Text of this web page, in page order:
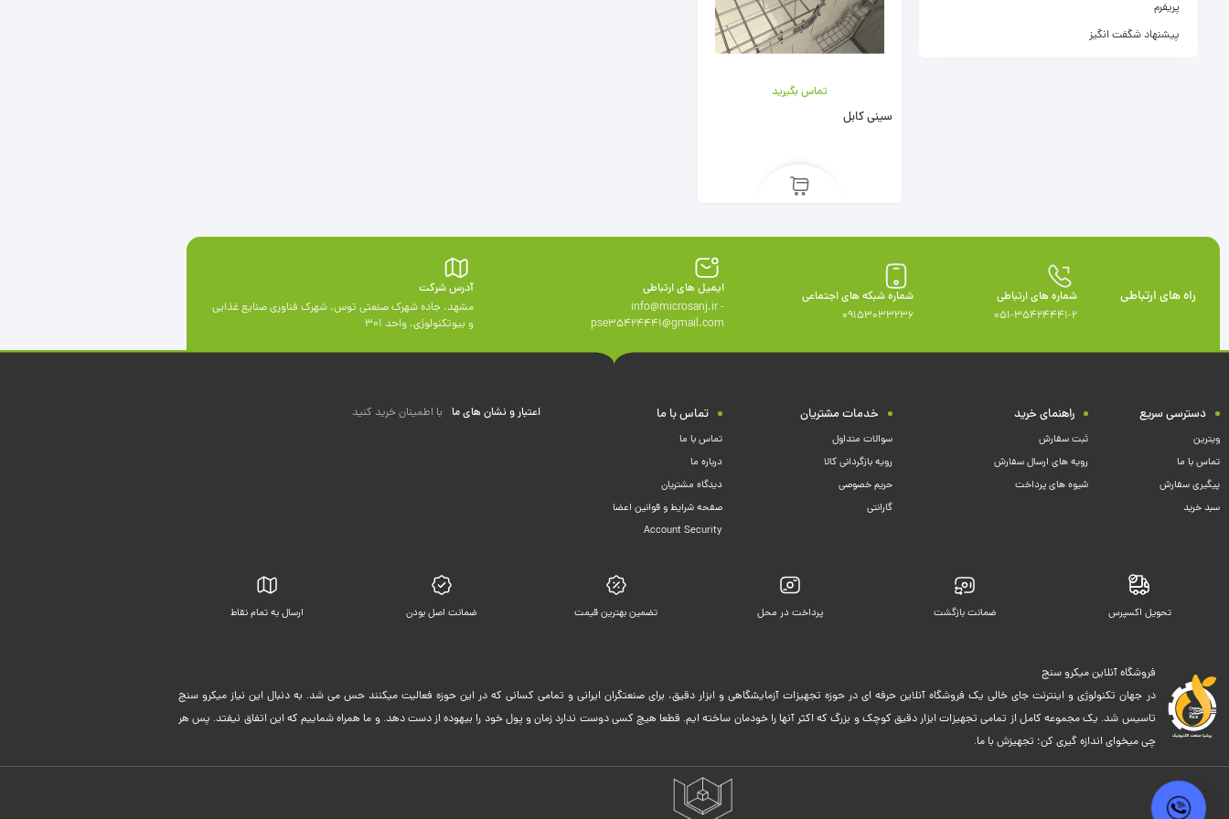
تماس بگیرید
سینی کابل
پریفرم
پیشنهاد شگفت انگیز
راه های ارتباطی
شماره های ارتباطی
051-35424441-2
شماره شبکه های اجتماعی
09153033236
ایمیل های ارتباطی
info@microsanj.ir -
pse35424441@gmail.com
آدرس شرکت
مشهد، جاده شهرک صنعتی توس، شهرک فناوری صنايع غذايی
و بيوتكنولوژی، واحد 301
دسترسی سریع
ویترین
تماس با ما
پیگیری سفارش
سبد خرید
راهنمای خرید
ثبت سفارش
رویه های ارسال سفارش
شیوه های پرداخت
خدمات مشتریان
سوالات متداول
رویه بازگردانی کالا
حریم خصوصی
گارانتی
تماس با ما
تماس با ما
درباره ما
دیدگاه مشتریان
صفحه شرایط و قوانین اعضا
Account Security
اعتبار و نشان های ما با اطمینان خرید کنید
تحویل اکسپرس ضمانت بازگشت پرداخت در محل تضمین بهترین قیمت ضمانت اصل بودن ارسال به تمام نقاط
فروشگاه آنلاین میکرو سنج
در جهان تکنولوژی و اینترنت جای خالی یک فروشگاه آنلاین حرفه ای در حوزه تجهیزات آزمایشگاهی و ابزار دقیق، برای صنعتگران ایرانی و تمامی کسانی که در این حوزه فعالیت میکنند حس می شد. به دنبال این نیاز میکرو سنج
تاسیس شد. یک مجموعه کامل از تمامی تجهیزات ابزار دقیق کوچک و بزرگ که اکثر آنها را خودمان ساخته ایم. قطعا هیچ کسی دوست ندارد زمان و پول خود را بیهوده از دست دهد. و ما همراه شماییم که این اتفاق نیفتد. پس هر
چی میخوای اندازه گیری کن؛ تجهیزش با ما.